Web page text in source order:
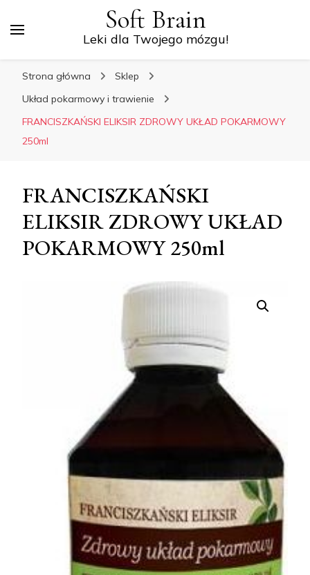
Soft Brain
Leki dla Twojego mózgu!
Strona główna
Sklep
Układ pokarmowy i trawienie
FRANCISZKAŃSKI ELIKSIR ZDROWY UKŁAD POKARMOWY
250ml
FRANCISZKAŃSKI
ELIKSIR ZDROWY UKŁAD
POKARMOWY 250ml